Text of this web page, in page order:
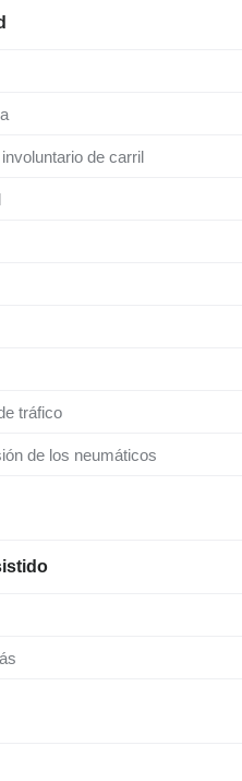
involuntario de carril
tráfico
de los neumáticos